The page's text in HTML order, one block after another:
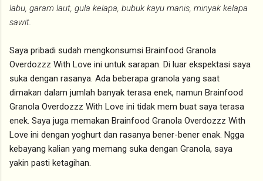
labu, garam laut, gula kelapa, bubuk kayu manis, minyak kelapa
sawit.
Saya pribadi sudah mengkonsumsi Brainfood Granola
Overdozzz With Love ini untuk sarapan. Di luar ekspektasi saya
suka dengan rasanya. Ada beberapa granola yang saat
dimakan dalam jumlah banyak terasa enek, namun Brainfood
Granola Overdozzz With Love ini tidak mem buat saya terasa
enek. Saya juga memakan Brainfood Granola Overdozzz With
Love ini dengan yoghurt dan rasanya bener-bener enak. Ngga
kebayang kalian yang memang suka dengan Granola, saya
yakin pasti ketagihan.